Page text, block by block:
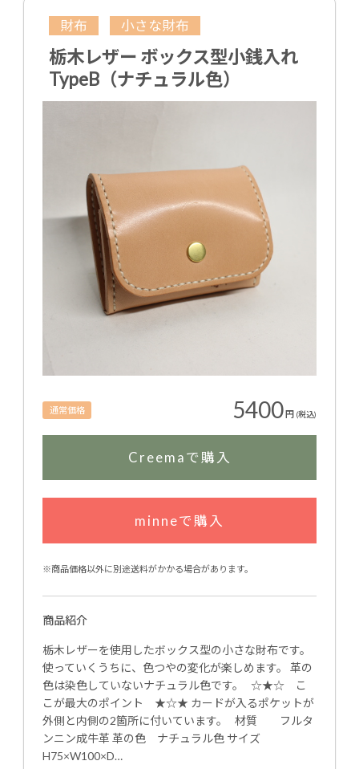
財布 小さな財布
栃木レザー ボックス型小銭入れ
TypeB（ナチュラル色）
通常価格 5400円 (税込)
Creemaで購入
minneで購入
※商品価格以外に別途送料がかかる場合があります。
商品紹介
栃木レザーを使用したボックス型の小さな財布です。
使っていくうちに、色つやの変化が楽しめます。 革の
色は染色していないナチュラル色です。 ☆★☆ こ
こが最大のポイント ★☆★ カードが入るポケットが
外側と内側の2箇所に付いています。 材質 フルタ
ンニン成牛革 革の色 ナチュラル色 サイズ
H75×W100×D…